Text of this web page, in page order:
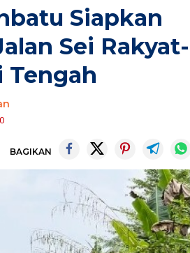
Siapkan
Sei Rakyat-
Tengah
BAGIKAN